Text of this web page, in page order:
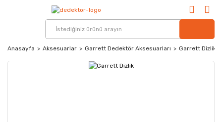
Anasayfa Aksesuarlar Garrett Dedektör Aksesuarları Garrett Dizlik